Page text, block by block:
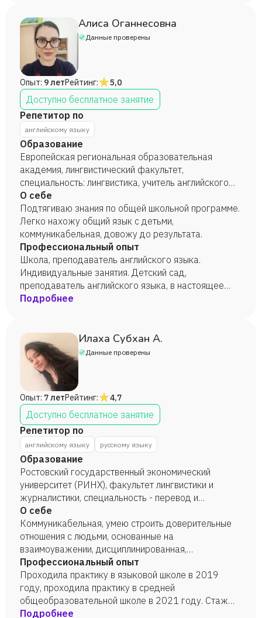
Алиса Оганнесовна
Данные проверены
Опыт: 9 летРейтинг: 5,0
Доступно бесплатное занятие
Репетитор по
английскому языку
Образование
Европейская региональная образовательная
академия, лингвистический факультет,
специальность: лингвистика, учитель английского
языка, 2012 год.
О себе
Подтягиваю знания по общей школьной программе.
Легко нахожу общий язык с детьми,
коммуникабельная, довожу до результата.
Профессиональный опыт
Школа, преподаватель английского языка.
Индивидуальные занятия. Детский сад,
преподаватель английского языка, в настоящее
время.
Подробнее
Илаха Субхан А.
Данные проверены
Опыт: 7 летРейтинг: 4,7
Доступно бесплатное занятие
Репетитор по
английскому языку русскому языку
Образование
Ростовский государственный экономический
университет (РИНХ), факультет лингвистики и
журналистики, специальность - перевод и
переводоведение, 2022 г.
О себе
Коммуникабельная, умею строить доверительные
отношения с людьми, основанные на
взаимоуважении, дисциплинированная,
ответственная, терпеливая, целеустремлённая.
Профессиональный опыт
Проходила практику в языковой школе в 2019
году, проходила практику в средней
общеобразовательной школе в 2021 году. Стаж
работы: 1 год.
Подробнее